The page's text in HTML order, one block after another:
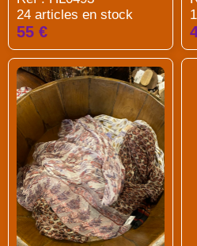
24 articles en stock
55 €